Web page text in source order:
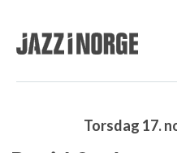
Torsdag 17.